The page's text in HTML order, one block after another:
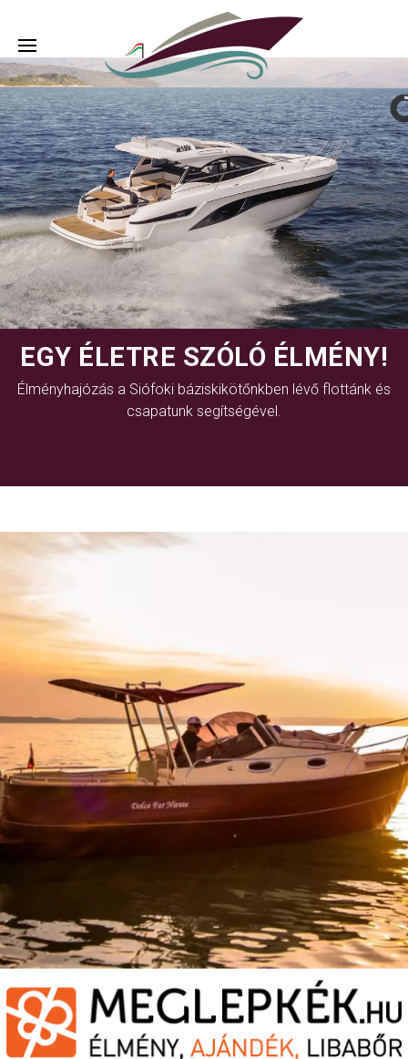
EGY ÉLETRE SZÓLÓ ÉLMÉNY!
Élményhajózás a Siófoki báziskikötőnkben lévő flottánk és
csapatunk segítségével.